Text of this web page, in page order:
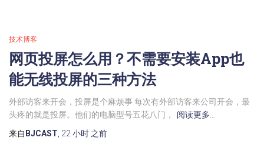
技术博客
网页投屏怎么用？不需要安装App也
能无线投屏的三种方法
外部访客来开会，投屏是个麻烦事 每次有外部访客来公司开会，最
头疼的就是投屏。他们的电脑型号五花八门，
阅读更多…
来自 BJCAST 22 小时 之前